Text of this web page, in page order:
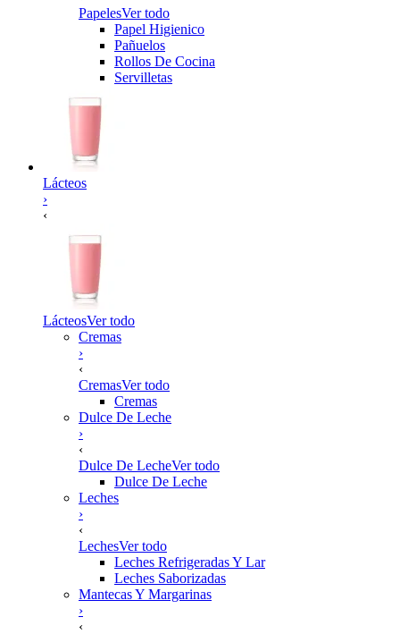
PapelesVer todo
Papel Higienico
Pañuelos
Rollos De Cocina
Servilletas
Lácteos
›
‹
LácteosVer todo
Cremas
›
‹
CremasVer todo
Cremas
Dulce De Leche
›
‹
Dulce De LecheVer todo
Dulce De Leche
Leches
›
‹
LechesVer todo
Leches Refrigeradas Y Lar
Leches Saborizadas
Mantecas Y Margarinas
›
‹